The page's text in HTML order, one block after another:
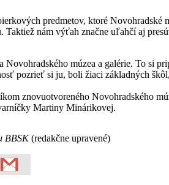
predmetov, ktoré
nám výťah značne uľahčí aj
Novohradského múzea a galérie. To
pozrieť si ju, boli žiaci základných
znovuotvoreného Novohradského
Martiny Minárikovej.
BBSK(redakčne upravené)